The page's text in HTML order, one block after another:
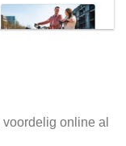
online al